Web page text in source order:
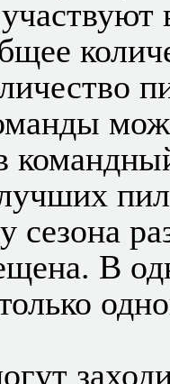
сезона
В